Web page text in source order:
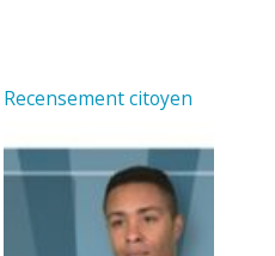
Recensement citoyen